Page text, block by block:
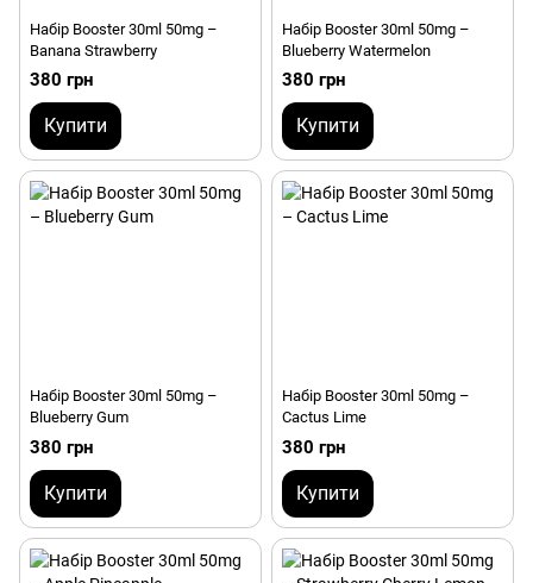
Набір Booster 30ml 50mg –
Banana Strawberry
380 грн
Купити
Набір Booster 30ml 50mg –
Blueberry Watermelon
380 грн
Купити
Набір Booster 30ml 50mg –
Blueberry Gum
380 грн
Купити
Набір Booster 30ml 50mg –
Cactus Lime
380 грн
Купити